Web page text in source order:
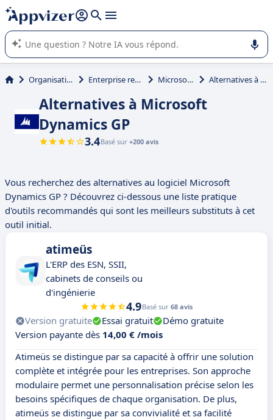
répondre (plusieurs lignes avec
L'IA de Appvizer vous guide dans l'utilisation ou la sélection de
logiciel SaaS en entreprise.
Organisation et planification Enterprise resource planning (ERP) Microsoft Dynamics GP Alternatives à Microsoft Dynamics GP
Alternatives à Microsoft
Dynamics GP
3.4Basé sur +200 avis
Vous recherchez des alternatives au logiciel Microsoft
Dynamics GP ? Découvrez ci-dessous une liste pratique
d'outils recommandés qui sont les meilleurs substituts à cet
outil initial.
atimeüs
L'ERP des ESN, SSII,
cabinets de conseils ou
d'ingénierie
4.9Basé sur 68 avis
Version gratuite Essai gratuit
Démo gratuite
Version payante dès 14,00 € /mois
Atimeüs se distingue par sa capacité à offrir une solution
complète et intégrée pour les entreprises. Son approche
modulaire permet une personnalisation précise selon les
besoins spécifiques de chaque organisation. De plus,
atimeüs se distingue par sa convivialité et sa facilité